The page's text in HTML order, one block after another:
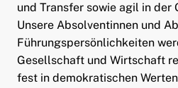
Menü aufklappen
und Transfer sowie agil in der
Unsere Absolventinnen und
Führungspersönlichkeiten
Gesellschaft und Wirtschaft
fest in demokratischen